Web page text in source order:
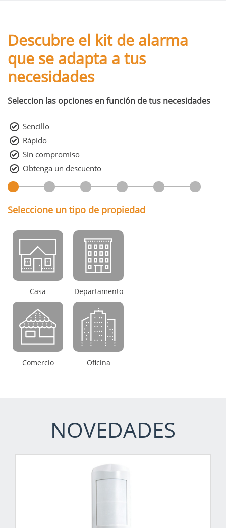
Descubre el kit de alarma
que se adapta a tus
necesidades
Seleccion las opciones en función de tus necesidades
Sencillo
Rápido
Sin compromiso
Obtenga un descuento
Seleccione un tipo de propiedad
Casa Departamento
Comercio Oficina
NOVEDADES